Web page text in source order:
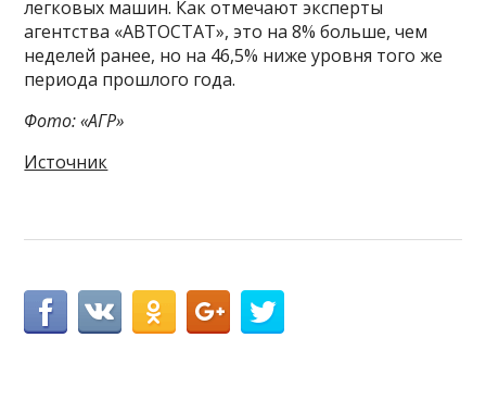
легковых машин. Как отмечают эксперты
агентства «АВТОСТАТ», это на 8% больше, чем
неделей ранее, но на 46,5% ниже уровня того же
периода прошлого года.
Фото: «АГР»
Источник